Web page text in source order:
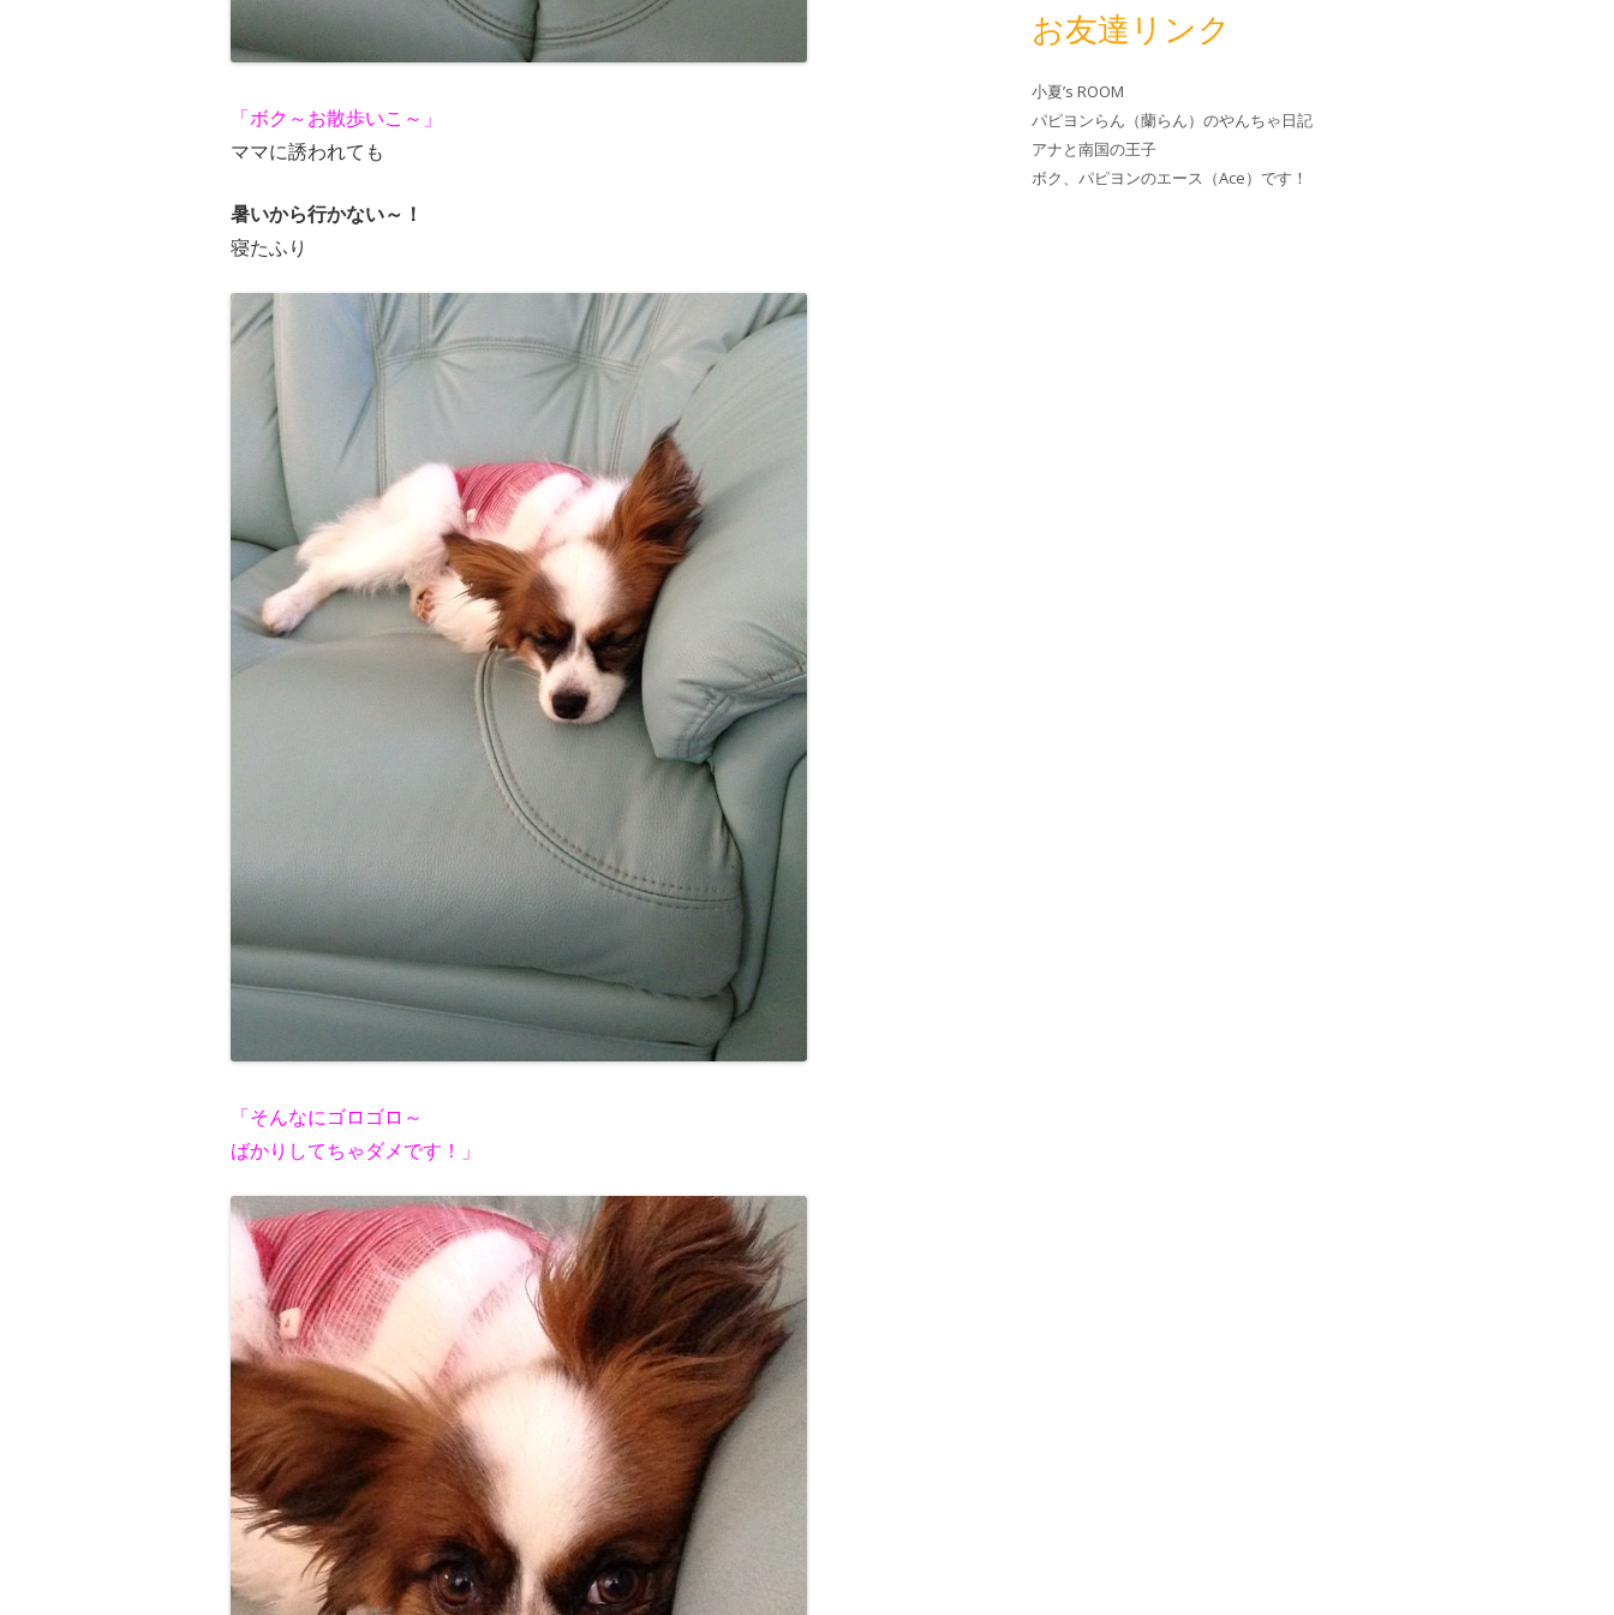
「ボク～お散歩いこ～」
ママに誘われても
暑いから行かない～！
寝たふり
「そんなにゴロゴロ～
ばかりしてちゃダメです！」
お友達リンク
小夏’s ROOM
パピヨンらん（蘭らん）のやんちゃ日記
アナと南国の王子
ボク、パピヨンのエース（Ace）です！